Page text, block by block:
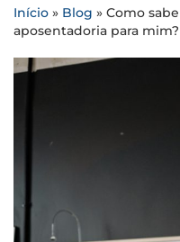
Início » Blog » Como
aposentadoria para mim?